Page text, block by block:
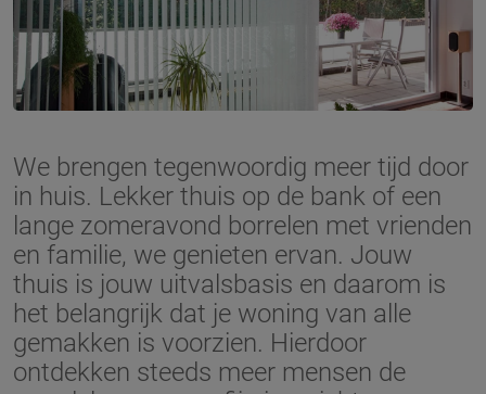
We brengen tegenwoordig meer tijd door
in huis. Lekker thuis op de bank of een
lange zomeravond borrelen met vrienden
en familie, we genieten ervan. Jouw
thuis is jouw uitvalsbasis en daarom is
het belangrijk dat je woning van alle
gemakken is voorzien. Hierdoor
ontdekken steeds meer mensen de